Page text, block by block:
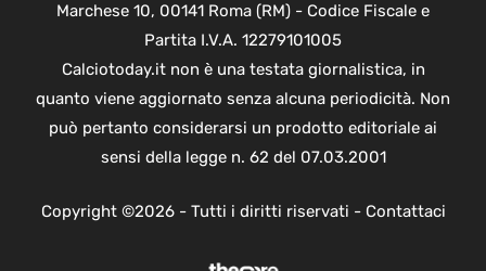
Marchese 10, 00141 Roma (RM) - Codice Fiscale e
Partita I.V.A. 12279101005
Calciotoday.it non è una testata giornalistica, in
quanto viene aggiornato senza alcuna periodicità. Non
può pertanto considerarsi un prodotto editoriale ai
sensi della legge n. 62 del 07.03.2001
Copyright ©2026 - Tutti i diritti riservati - Contattaci